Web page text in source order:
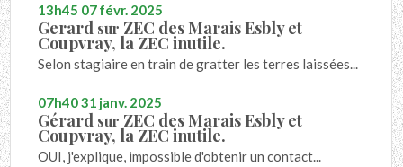
13h45 07févr. 2025
Gerard sur ZEC des Marais Esbly et
Coupvray, la ZEC inutile.
Selon stagiaire en train de gratter les terres laissées...
07h4031 janv. 2025
Gérard sur ZEC des Marais Esbly et
Coupvray, la ZEC inutile.
OUI, j'explique, impossible d'obtenir un contact...